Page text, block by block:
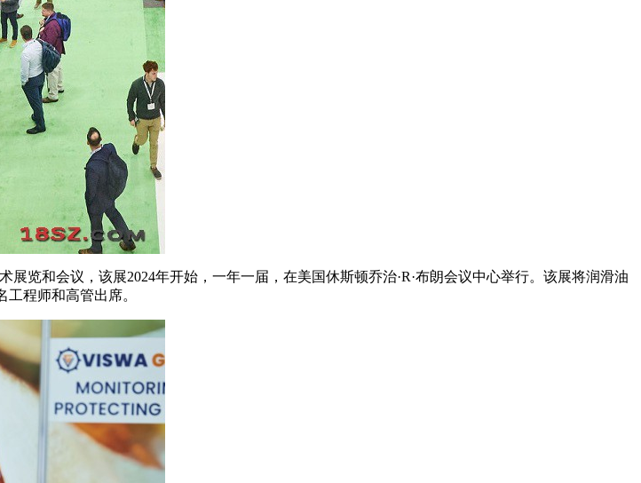
览和会议，该展2024年开始，一年一届，在美国休斯顿乔治·R·布朗会议中心举行。该展将润滑油
程师和高管出席。